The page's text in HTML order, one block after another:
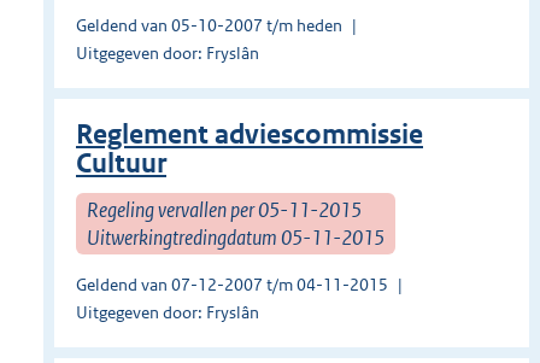
Geldend van 05-10-2007 t/m heden
Uitgegeven door: Fryslân
Reglement adviescommissie
Cultuur
Regeling vervallen per 05-11-2015
Uitwerkingtredingdatum 05-11-2015
Geldend van 07-12-2007 t/m 04-11-2015
Uitgegeven door: Fryslân